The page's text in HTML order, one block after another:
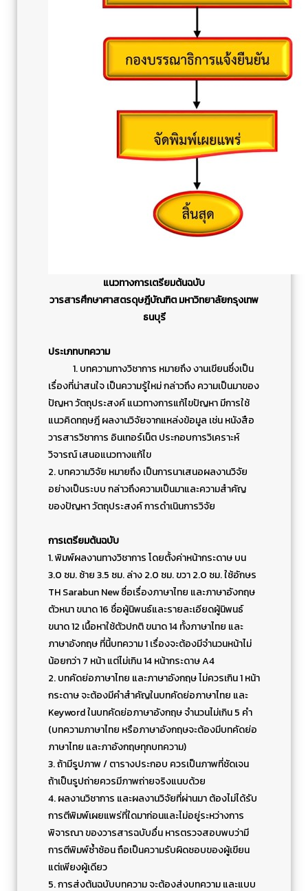
แนวทางการเตรียมต้นฉบับ
วารสารศึกษาศาสตรดุษฎีบัณฑิต มหาวิทยาลัยกรุงเทพ
ธนบุรี
ประเภทบทความ
1. บทความทางวิชาการ หมายถึง งานเขียนซึ่งเป็น
เรื่องที่น่าสนใจ เป็นความรู้ใหม่ กล่าวถึง ความเป็นมาของ
ปัญหา วัตถุประสงค์ แนวทางการแก้ไขปัญหา มีการใช้
แนวคิดทฤษฎี ผลงานวิจัยจากแหล่งข้อมูล เช่น หนังสือ
วารสารวิชาการ อินเทอร์เน็ต ประกอบการวิเคราะห์
วิจารณ์ เสนอแนวทางแก้ไข
2. บทความวิจัย หมายถึง เป็นการนาเสนอผลงานวิจัย
อย่างเป็นระบบ กล่าวถึงความเป็นมาและความสำคัญ
ของปัญหา วัตถุประสงค์ การดำเนินการวิจัย
การเตรียมต้นฉบับ
1. พิมพ์ผลงานทางวิชาการ โดยตั้งค่าหน้ากระดาษ บน
3.0 ซม. ซ้าย 3.5 ซม. ล่าง 2.0 ซม. ขวา 2.0 ซม. ใช้อักษร
TH Sarabun New ชื่อเรื่องภาษาไทย และภาษาอังกฤษ
ตัวหนา ขนาด 16 ชื่อผู้นิพนธ์และรายละเอียดผู้นิพนธ์
ขนาด 12 เนื้อหาใช้ตัวปกติ ขนาด 14 ทั้งภาษาไทย และ
ภาษาอังกฤษ ที่นี้บทความ 1 เรื่องจะต้องมีจำนวนหน้าไม่
น้อยกว่า 7 หน้า แต่ไม่เกิน 14 หน้ากระดาษ A4
2. บทคัดย่อภาษาไทย และภาษาอังกฤษ ไม่ควรเกิน 1 หน้า
กระดาษ จะต้องมีคำสำคัญในบทคัดย่อภาษาไทย และ
Keyword ในบทคัดย่อภาษาอังกฤษ จำนวนไม่เกิน 5 คำ
(บทความภาษาไทย หรือภาษาอังกฤษจะต้องมีบทคัดย่อ
ภาษาไทย และภาอังกฤษทุกบทความ)
3. ถ้ามีรูปภาพ / ตารางประกอบ ควรเป็นภาพที่ชัดเจน
ถ้าเป็นรูปถ่ายควรมีภาพถ่ายจริงแนบด้วย
4. ผลงานวิชาการ และผลงานวิจัยที่ผ่านมา ต้องไม่ได้รับ
การตีพิมพ์เผยแพร่ที่ใดมาก่อนและไม่อยู่ระหว่างการ
พิจารณา ของวารสารฉบับอื่น หารตรวจสอบพบว่ามี
การตีพิมพ์ซ้ำซ้อน ถือเป็นความรับผิดชอบของผู้เขียน
แต่เพียงผู้เดียว
5. การส่งต้นฉบับบทความ จะต้องส่งบทความ และแบบ